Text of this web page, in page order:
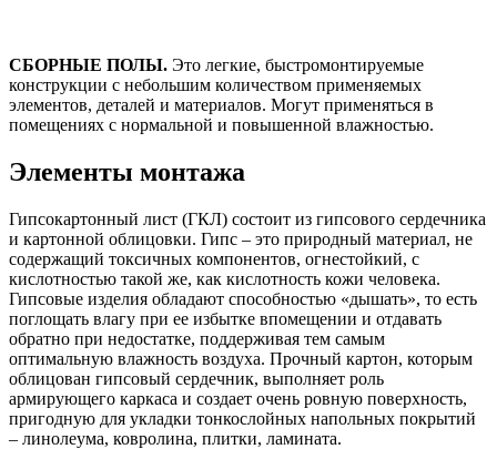
СБОРНЫЕ ПОЛЫ. Это легкие, быстромонтируемые
конструкции с небольшим количеством применяемых
элементов, деталей и материалов. Могут применяться в
помещениях с нормальной и повышенной влажностью.
Элементы монтажа
Гипсокартонный лист (ГКЛ) состоит из гипсового сердечника
и картонной облицовки. Гипс – это природный материал, не
содержащий токсичных компонентов, огнестойкий, с
кислотностью такой же, как кислотность кожи человека.
Гипсовые изделия обладают способностью «дышать», то есть
поглощать влагу при ее избытке впомещении и отдавать
обратно при недостатке, поддерживая тем самым
оптимальную влажность воздуха. Прочный картон, которым
облицован гипсовый сердечник, выполняет роль
армирующего каркаса и создает очень ровную поверхность,
пригодную для укладки тонкослойных напольных покрытий
– линолеума, ковролина, плитки, ламината.